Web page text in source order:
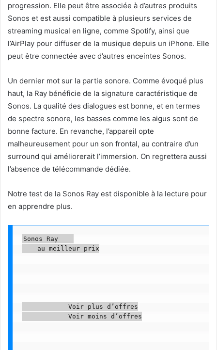
progression. Elle peut être associée à d’autres produits
Sonos et est aussi compatible à plusieurs services de
streaming musical en ligne, comme Spotify, ainsi que
l’AirPlay pour diffuser de la musique depuis un iPhone. Elle
peut être connectée avec d’autres enceintes Sonos.
Un dernier mot sur la partie sonore. Comme évoqué plus
haut, la Ray bénéficie de la signature caractéristique de
Sonos. La qualité des dialogues est bonne, et en termes
de spectre sonore, les basses comme les aigus sont de
bonne facture. En revanche, l’appareil opte
malheureusement pour un son frontal, au contraire d’un
surround qui améliorerait l’immersion. On regrettera aussi
l’absence de télécommande dédiée.
Notre test de la Sonos Ray est disponible à la lecture pour
en apprendre plus.
Sonos Ray
    au meilleur prix
            Voir plus d’offres
            Voir moins d’offres